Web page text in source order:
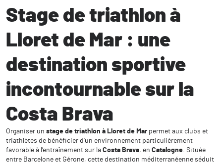
Stage de triathlon à
Lloret de Mar : une
destination sportive
incontournable sur la
Costa Brava
Organiser un stage de triathlon à Lloret de Marpermet aux clubs et
triathlètes de bénéficier d’un environnement particulièrement
favorable à l’entraînement sur la Costa Brava, en Catalogne. Située
entre Barcelone et Gérone, cette destination méditerranéenne séduit